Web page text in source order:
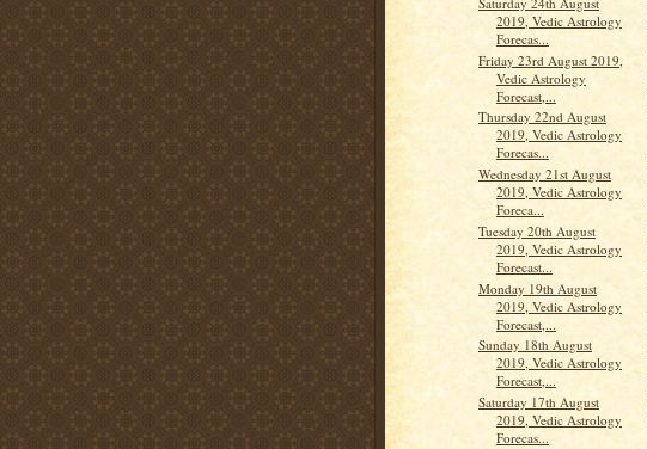
2019, Vedic Astrology
Forecas...
Friday 23rd August 2019,
Vedic Astrology
Forecast,...
Thursday 22nd August
2019, Vedic Astrology
Forecas...
Wednesday 21st August
2019, Vedic Astrology
Foreca...
Tuesday 20th August
2019, Vedic Astrology
Forecast...
Monday 19th August
2019, Vedic Astrology
Forecast,...
Sunday 18th August
2019, Vedic Astrology
Forecast,...
Saturday 17th August
2019, Vedic Astrology
Forecas...